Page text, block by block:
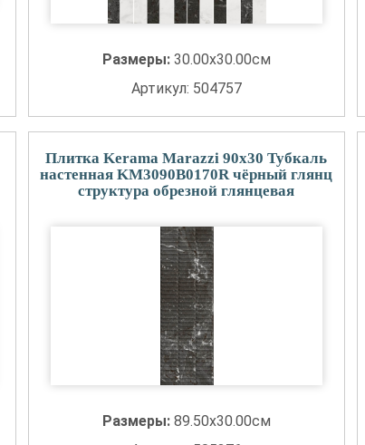
Размеры: 30.00x30.00см
Артикул: 504757
Плитка Kerama Marazzi 90x30 Тубкаль
настенная KM3090B0170R чёрный глянц
структура обрезной глянцевая
Размеры: 89.50x30.00см